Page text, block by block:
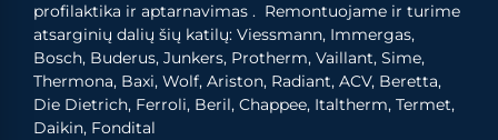
profilaktika ir aptarnavimas . Remontuojame ir turime
atsarginių dalių šių katilų: Viessmann, Immergas,
Bosch, Buderus, Junkers, Protherm, Vaillant, Sime,
Thermona, Baxi, Wolf, Ariston, Radiant, ACV, Beretta,
Die Dietrich, Ferroli, Beril, Chappee, Italtherm, Termet,
Daikin, Fondital